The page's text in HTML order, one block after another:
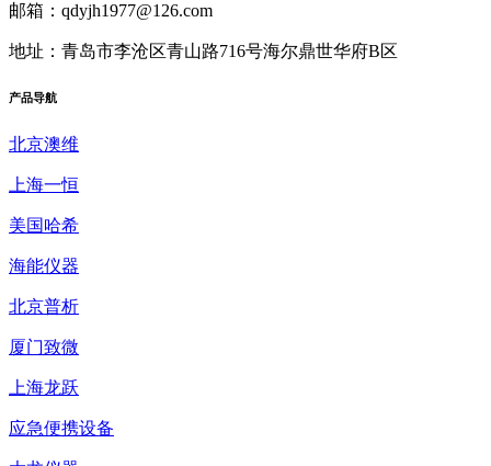
邮箱：qdyjh1977@126.com
地址：青岛市李沧区青山路716号海尔鼎世华府B区
产品导航
北京澳维
上海一恒
美国哈希
海能仪器
北京普析
厦门致微
上海龙跃
应急便携设备